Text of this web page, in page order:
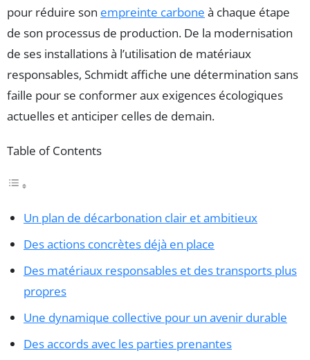
pour réduire son empreinte carbone à chaque étape
de son processus de production. De la modernisation
de ses installations à l’utilisation de matériaux
responsables, Schmidt affiche une détermination sans
faille pour se conformer aux exigences écologiques
actuelles et anticiper celles de demain.
Table of Contents
Un plan de décarbonation clair et ambitieux
Des actions concrètes déjà en place
Des matériaux responsables et des transports plus
propres
Une dynamique collective pour un avenir durable
Des accords avec les parties prenantes